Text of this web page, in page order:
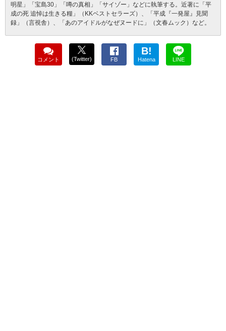
明星」「宝島30」「噂の真相」「サイゾー」などに執筆する。近著に「平
成の死 追悼は生きる糧」（KKベストセラーズ）、「平成『一発屋』見聞
録」（言視舎）、「あのアイドルがなぜヌードに」（文春ムック）など。
コメント (Twitter) FB
B!
Hatena LINE